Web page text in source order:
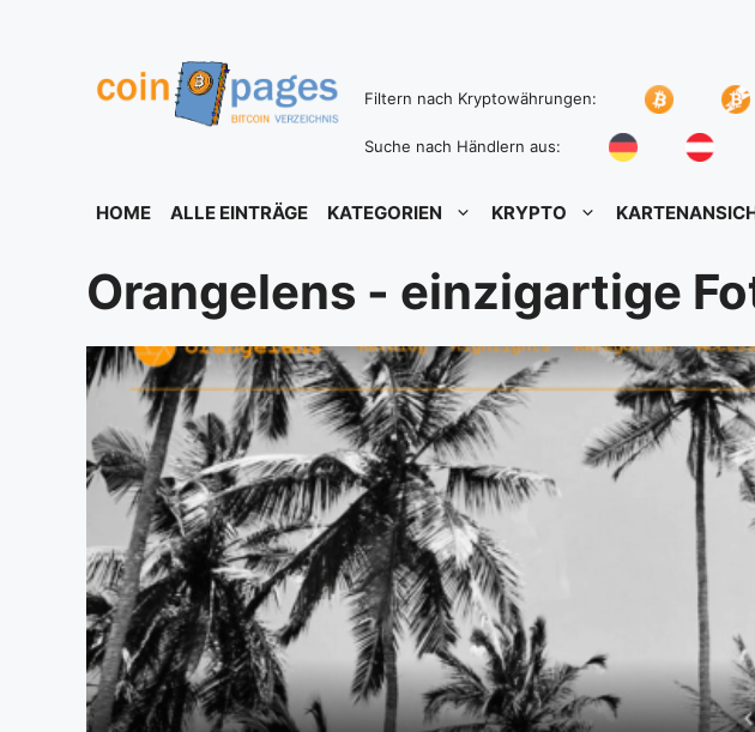
Filtern nach Kryptowährungen:
Suche nach Händlern aus:
HOME ALLE EINTRÄGE KATEGORIEN KRYPTO
Orangelens - einzigartige